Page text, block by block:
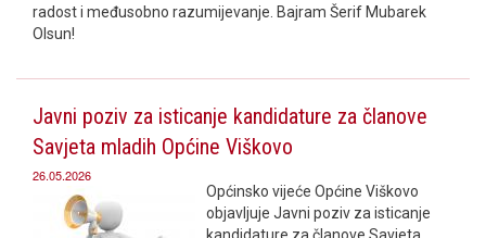
radost i međusobno razumijevanje. Bajram Šerif Mubarek
Olsun!
Javni poziv za isticanje kandidature za članove
Savjeta mladih Općine Viškovo
26.05.2026
Općinsko vijeće Općine Viškovo
objavljuje Javni poziv za isticanje